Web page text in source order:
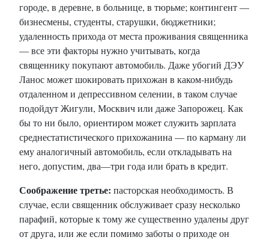
городе, в деревне, в больнице, в тюрьме; контингент —
бизнесмены, студенты, старушки, бюджетники;
удаленность прихода от места проживания священника
— все эти факторы нужно учитывать, когда
священнику покупают автомобиль. Даже убогий ДЭУ
Ланос может шокировать прихожан в каком-нибудь
отдаленном и депрессивном селении, в таком случае
подойдут Жигули, Москвич или даже Запорожец. Как
бы то ни было, ориентиром может служить зарплата
среднестатистического прихожанина — по карману ли
ему аналогичный автомобиль, если откладывать на
него, допустим, два—три года или брать в кредит.
Соображение третье: пасторская необходимость. В
случае, если священник обслуживает сразу несколько
парафий, которые к тому же существенно удалены друг
от друга, или же если помимо заботы о приходе он